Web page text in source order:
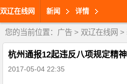
双辽在线网 新闻 详情
您的当前位置： 广告 > 双辽在线网 >
杭州通报12起违反八项规定精
2017-05-04 22:35